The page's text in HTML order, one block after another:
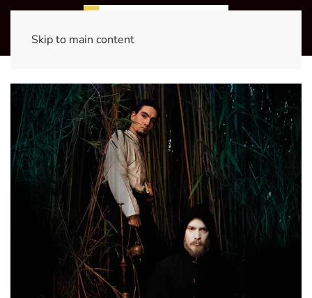
Skip to main content